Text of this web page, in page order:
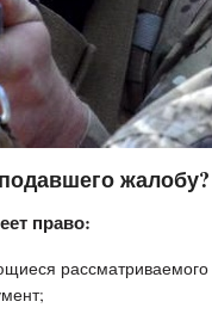
жалобу?
право:
рассматриваемого